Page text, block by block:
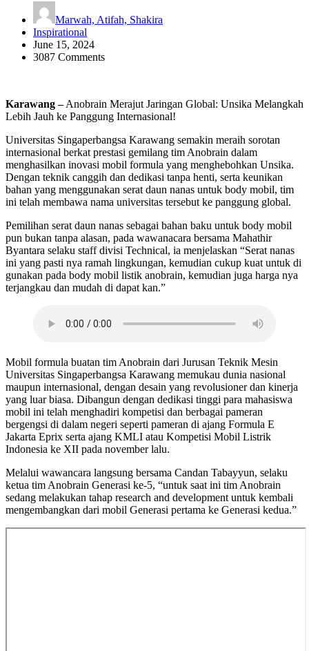
Marwah, Atifah, Shakira
Inspirational
June 15, 2024
3087 Comments
Karawang –Anobrain Merajut Jaringan Global: Unsika Melangkah
Lebih Jauh ke Panggung Internasional!
Universitas Singaperbangsa Karawang semakin meraih sorotan
internasional berkat prestasi gemilang tim Anobrain dalam
menghasilkan inovasi mobil formula yang menghebohkan Unsika.
Dengan teknik canggih dan dedikasi tanpa henti, serta keunikan
bahan yang menggunakan serat daun nanas untuk body mobil, tim
ini telah membawa nama universitas tersebut ke panggung global.
Pemilihan serat daun nanas sebagai bahan baku untuk body mobil
pun bukan tanpa alasan, pada wawanacara bersama Mahathir
Byantara selaku staff divisi Technical, ia menjelaskan “Serat nanas
ini yang pasti nya ramah lingkungan, kemudian cukup kuat untuk di
gunakan pada body mobil listik anobrain, kemudian juga harga nya
terjangkau dan mudah di dapat kan.”
Mobil formula buatan tim Anobrain dari Jurusan Teknik Mesin
Universitas Singaperbangsa Karawang memukau dunia nasional
maupun internasional, dengan desain yang revolusioner dan kinerja
yang luar biasa. Dibangun dengan dedikasi tinggi para mahasiswa
mobil ini telah menghadiri kompetisi dan berbagai pameran
bergengsi di dalam negeri seperti pameran di ajang Formula E
Jakarta Eprix serta ajang KMLI atau Kompetisi Mobil Listrik
Indonesia ke XII pada november lalu.
Melalui wawancara langsung bersama Candan Tabayyun, selaku
ketua tim Anobrain Generasi ke-5, “untuk saat ini tim Anobrain
sedang melakukan tahap research and development untuk kembali
mengembangkan dari mobil Generasi pertama ke Generasi kedua.”